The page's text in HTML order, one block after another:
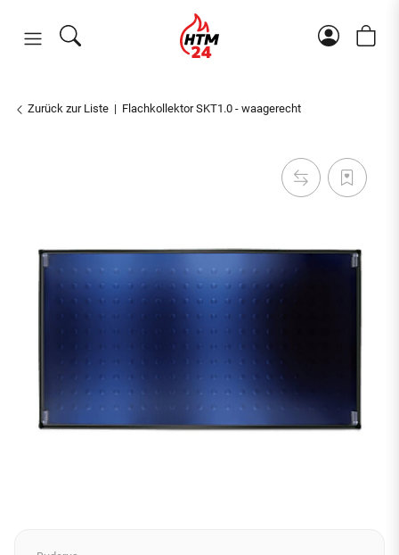
Zurück zur Liste Flachkollektor SKT1.0 - waagerecht